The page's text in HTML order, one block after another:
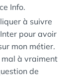
Info.
à suivre
pour avoir
mon métier.
mal à vraiment
de